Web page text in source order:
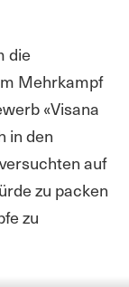
die
Mehrkampf
«Visana
in den
auf
zu packen
zu